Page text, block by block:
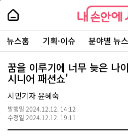
본
로
가
내
손
안
에
서
울
-
서
울
시
대
표
소
통
포
내
손
에
울
주
요
서
뉴스홈 기획·이슈 분야별 뉴스
꿈을 이루기에 너무 늦은 나
시니어 패션쇼'
시민기자 윤혜숙
발행일 2024.12.12. 14:12
수정일 2024.12.12. 19:11
페
상
단
로